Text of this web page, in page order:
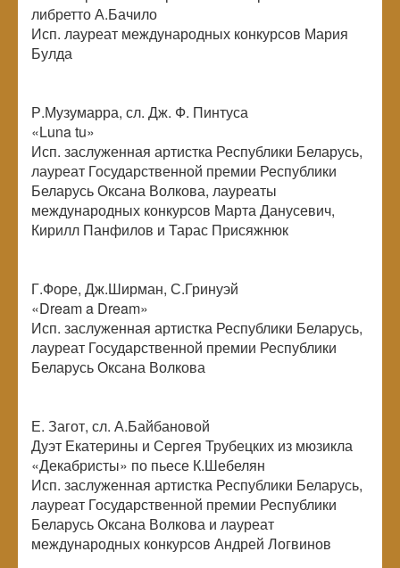
либретто А.Бачило
Исп. лауреат международных конкурсов Мария
Булда
Р.Музумарра, сл. Дж. Ф. Пинтуса
«Luna tu»
Исп. заслуженная артистка Республики Беларусь,
лауреат Государственной премии Республики
Беларусь Оксана Волкова, лауреаты
международных конкурсов Марта Данусевич,
Кирилл Панфилов и Тарас Присяжнюк
Г.Форе, Дж.Ширман, С.Гринуэй
«Dream a Dream»
Исп. заслуженная артистка Республики Беларусь,
лауреат Государственной премии Республики
Беларусь Оксана Волкова
Е. Загот, сл. А.Байбановой
Дуэт Екатерины и Сергея Трубецких из мюзикла
«Декабристы» по пьесе К.Шебелян
Исп. заслуженная артистка Республики Беларусь,
лауреат Государственной премии Республики
Беларусь Оксана Волкова и лауреат
международных конкурсов Андрей Логвинов